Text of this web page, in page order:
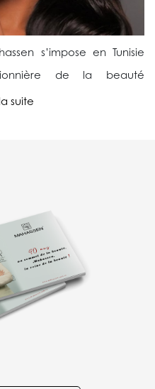
s’impose en Tunisie
de la beauté
suite